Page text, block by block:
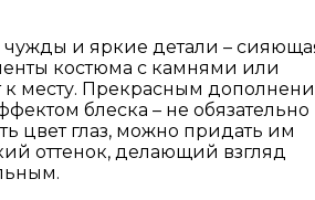
чужды и яркие детали –
костюма с камнями или
к месту. Прекрасным
блеска – не обязательно
цвет глаз, можно придать им
оттенок, делающий взгляд